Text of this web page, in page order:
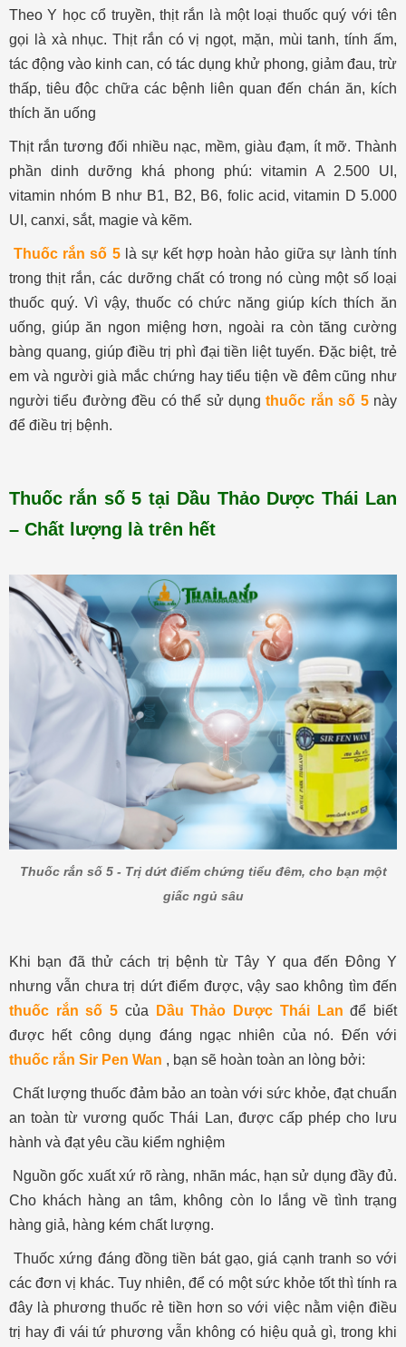
Theo Y học cổ truyền, thịt rắn là một loại thuốc quý với tên
gọi là xà nhục. Thịt rắn có vị ngọt, mặn, mùi tanh, tính ấm,
tác động vào kinh can, có tác dụng khử phong, giảm đau, trừ
thấp, tiêu độc chữa các bệnh liên quan đến chán ăn, kích
thích ăn uống
Thịt rắn tương đối nhiều nạc, mềm, giàu đạm, ít mỡ. Thành
phần dinh dưỡng khá phong phú: vitamin A 2.500 UI,
vitamin nhóm B như B1, B2, B6, folic acid, vitamin D 5.000
UI, canxi, sắt, magie và kẽm.
Thuốc rắn số 5là sự kết hợp hoàn hảo giữa sự lành tính
trong thịt rắn, các dưỡng chất có trong nó cùng một số loại
thuốc quý. Vì vậy, thuốc có chức năng giúp kích thích ăn
uống, giúp ăn ngon miệng hơn, ngoài ra còn tăng cường
bàng quang, giúp điều trị phì đại tiền liệt tuyến. Đặc biệt, trẻ
em và người già mắc chứng hay tiểu tiện về đêm cũng như
người tiểu đường đều có thể sử dụng thuốc rắn số 5này
để điều trị bệnh.
Thuốc rắn số 5 tại Dầu Thảo Dược Thái Lan
– Chất lượng là trên hết
Thuốc rắn số 5 - Trị dứt điểm chứng tiểu đêm, cho bạn một
giấc ngủ sâu
Khi bạn đã thử cách trị bệnh từ Tây Y qua đến Đông Y
nhưng vẫn chưa trị dứt điểm được, vậy sao không tìm đến
thuốc rắn số 5 của Dầu Thảo Dược Thái Lan để biết
được hết công dụng đáng ngạc nhiên của nó. Đến với
thuốc rắn Sir Pen Wan , bạn sẽ hoàn toàn an lòng bởi:
Chất lượng thuốc đảm bảo an toàn với sức khỏe, đạt chuẩn
an toàn từ vương quốc Thái Lan, được cấp phép cho lưu
hành và đạt yêu cầu kiểm nghiệm
Nguồn gốc xuất xứ rõ ràng, nhãn mác, hạn sử dụng đầy đủ.
Cho khách hàng an tâm, không còn lo lắng về tình trạng
hàng giả, hàng kém chất lượng.
Thuốc xứng đáng đồng tiền bát gạo, giá cạnh tranh so với
các đơn vị khác. Tuy nhiên, để có một sức khỏe tốt thì tính ra
đây là phương thuốc rẻ tiền hơn so với việc nằm viện điều
trị hay đi vái tứ phương vẫn không có hiệu quả gì, trong khi